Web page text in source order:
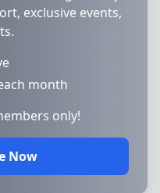
exclusive events,
month
only!
Now